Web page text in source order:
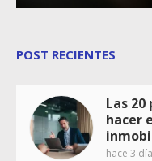
POST RECIENTES
Las
hacer
hace 3